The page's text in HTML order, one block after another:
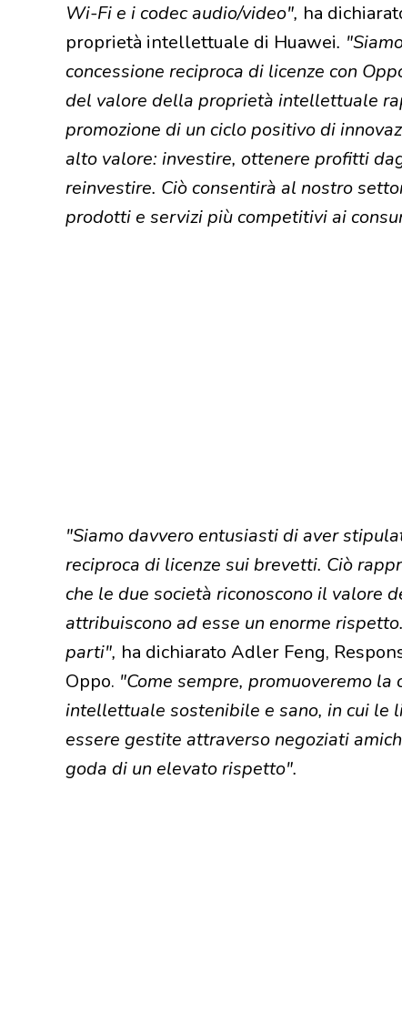
Wi-Fi e i codec audio/video", ha
proprietà intellettuale di Huawei.
concessione reciproca di licenze con
del valore della proprietà intellettuale
promozione di un ciclo positivo di
alto valore: investire, ottenere profitti
reinvestire. Ciò consentirà al nostro
prodotti e servizi più competitivi ai
"Siamo davvero entusiasti di aver
reciproca di licenze sui brevetti. Ciò
che le due società riconoscono il valore
attribuiscono ad esse un enorme
parti", ha dichiarato Adler Feng,
Oppo. "Come sempre, promuoveremo
intellettuale sostenibile e sano, in cui
essere gestite attraverso negoziati
goda di un elevato rispetto".